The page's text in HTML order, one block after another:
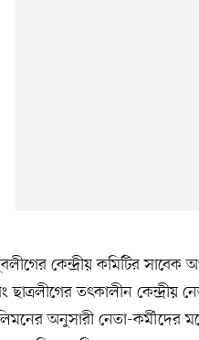
কেন্দ্রীয় কমিটির
তৎকালীন কেন্দ্রীয়
অনুসারী নেতা-কর্মীদের